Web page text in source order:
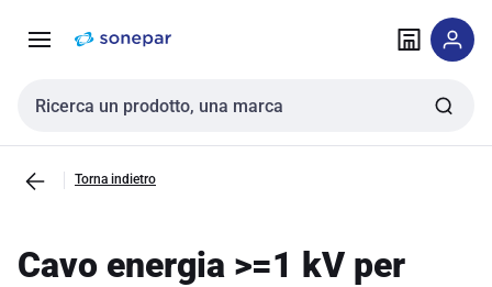
navigazione alla
Cerca input
Torna indietro
Cavo energia >=1 kV per